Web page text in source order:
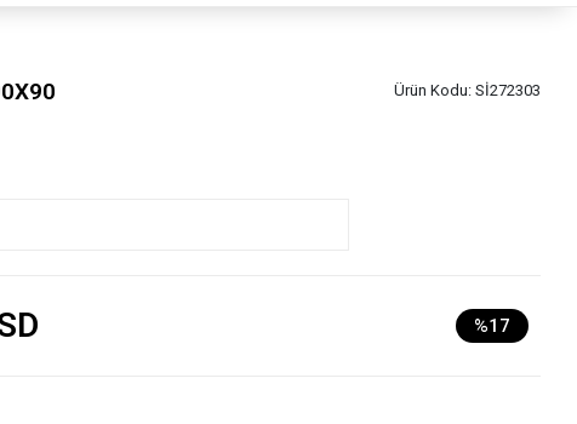
Ürün Kodu: Sİ272303
%17